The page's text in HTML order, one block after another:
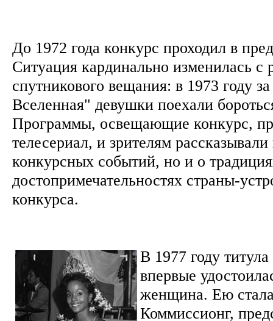
До 1972 года конкурс проходил в
Ситуация кардинально изменилась с
спутникового вещания: в 1973 году
Вселенная" девушки поехали
Программы, освещающие конкурс,
телесериал, и зрителям
конкурсных событий, но и о
достопримечательностях страны-
конкурса.
В 1977 году
впервые
женщина. Ею
Коммиссионг,